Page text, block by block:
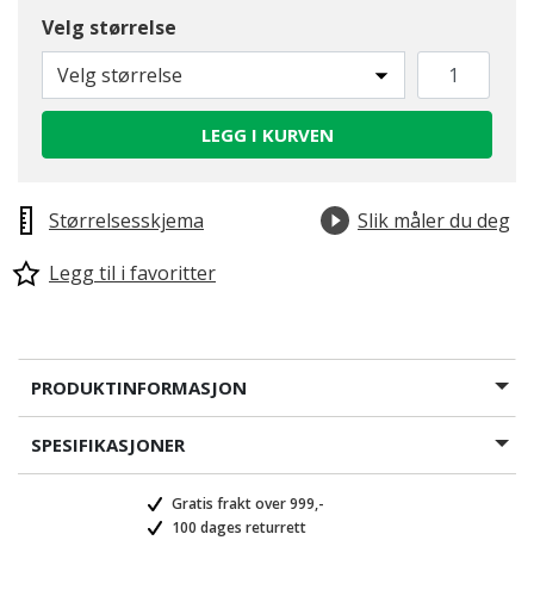
Velg størrelse
Velg størrelse
LEGG I KURVEN
Størrelsesskjema
Slik måler du deg
Legg til i favoritter
PRODUKTINFORMASJON
SPESIFIKASJONER
Gratis frakt over 999,-
100 dages returrett